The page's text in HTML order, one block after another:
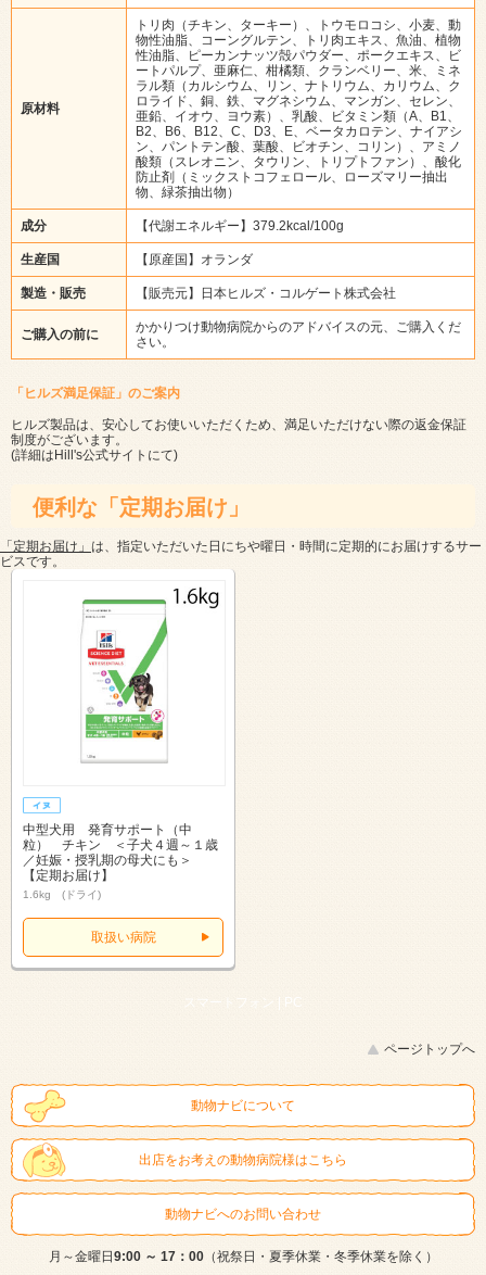
原材料
トリ肉（チキン、ターキー）、トウモロコシ、小麦、動
物性油脂、コーングルテン、トリ肉エキス、魚油、植物
性油脂、ピーカンナッツ殻パウダー、ポークエキス、ビ
ートパルプ、亜麻仁、柑橘類、クランベリー、米、ミネ
ラル類（カルシウム、リン、ナトリウム、カリウム、ク
ロライド、銅、鉄、マグネシウム、マンガン、セレン、
亜鉛、イオウ、ヨウ素）、乳酸、ビタミン類（A、B1、
B2、B6、B12、C、D3、E、ベータカロテン、ナイアシ
ン、パントテン酸、葉酸、ビオチン、コリン）、アミノ
酸類（スレオニン、タウリン、トリプトファン）、酸化
防止剤（ミックストコフェロール、ローズマリー抽出
物、緑茶抽出物）
成分 【代謝エネルギー】379.2kcal/100g
生産国 【原産国】オランダ
製造・販売 【販売元】日本ヒルズ・コルゲート株式会社
ご購入の前に
かかりつけ動物病院からのアドバイスの元、ご購入くだ
さい。
「ヒルズ満足保証」のご案内
ヒルズ製品は、安心してお使いいただくため、満足いただけない際の返金保証
制度がございます。
(詳細はHill's公式サイト にて)
便利な「定期お届け」
「定期お届け」 は、指定いただいた日にちや曜日・時間に定期的にお届けするサー
ビスです。
中型犬用 発育サポート（中
粒） チキン ＜子犬４週～１歳
／妊娠・授乳期の母犬にも＞
【定期お届け】
1.6kg (ドライ)
取扱い病院
スマートフォン | PC
ページトップへ
動物ナビについて
出店をお考えの動物病院様はこちら
動物ナビへのお問い合わせ
月～金曜日 9:00 ～ 17：00（祝祭日・夏季休業・冬季休業を除く）